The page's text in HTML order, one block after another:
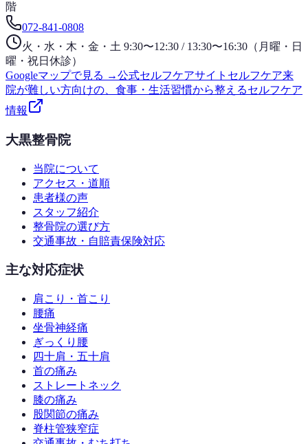
階
072-841-0808
火・水・木・金・土 9:30〜12:30 / 13:30〜16:30（月曜・日
曜・祝日休診）
Googleマップで見る →公式セルフケアサイト セルフケア来
院が難しい方向けの、食事・生活習慣から整えるセルフケア
情報
大黒整骨院
当院について
アクセス・道順
患者様の声
スタッフ紹介
整骨院の選び方
交通事故・自賠責保険対応
主な対応症状
肩こり・首こり
腰痛
坐骨神経痛
ぎっくり腰
四十肩・五十肩
首の痛み
ストレートネック
膝の痛み
股関節の痛み
脊柱管狭窄症